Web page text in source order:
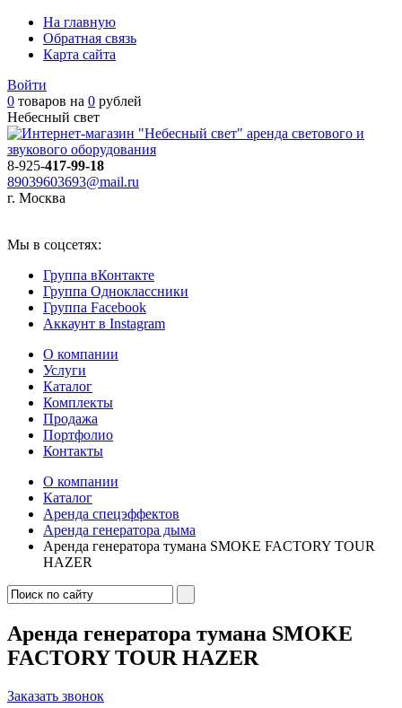
На главную
Обратная связь
Карта сайта
Войти
0 товаров на 0 рублей
Небесный свет
аренда светового и
звукового оборудования
8-925-417-99-18
89039603693@mail.ru
г. Москва
Мы в соцсетях:
Группа вКонтакте
Группа Одноклассники
Группа Facebook
Аккаунт в Instagram
О компании
Услуги
Каталог
Комплекты
Продажа
Портфолио
Контакты
О компании
Каталог
Аренда спецэффектов
Аренда генератора дыма
Аренда генератора тумана SMOKE FACTORY TOUR
HAZER
Аренда генератора тумана SMOKE
FACTORY TOUR HAZER
Заказать звонок